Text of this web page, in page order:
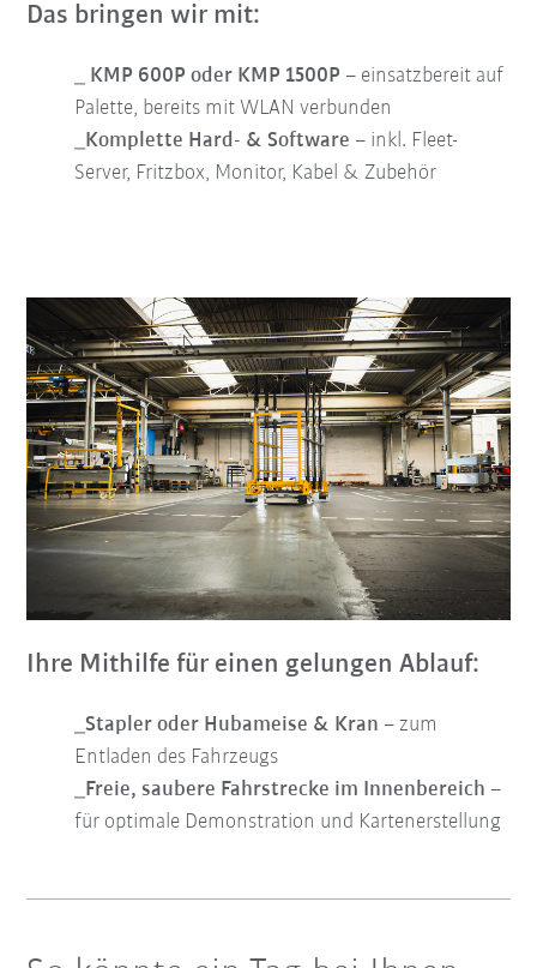
Das bringen wir mit:
_ KMP 600P oder KMP 1500P – einsatzbereit auf
Palette, bereits mit WLAN verbunden
_Komplette Hard- & Software – inkl. Fleet-
Server, Fritzbox, Monitor, Kabel & Zubehör
Ihre Mithilfe für einen gelungen Ablauf:
_Stapler oder Hubameise & Kran – zum
Entladen des Fahrzeugs
_Freie, saubere Fahrstrecke im Innenbereich –
für optimale Demonstration und Kartenerstellung